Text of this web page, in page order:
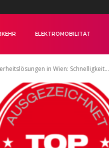
ELEKTROMOBILITÄT
in Wien: Schnelligkeit...